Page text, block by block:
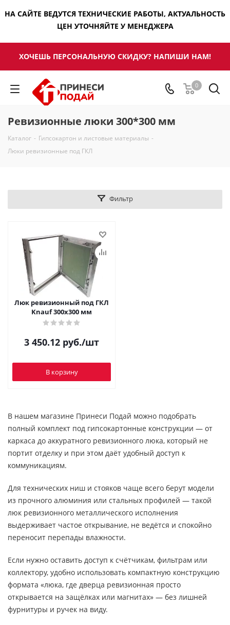
НА САЙТЕ ВЕДУТСЯ ТЕХНИЧЕСКИЕ РАБОТЫ, АКТУАЛЬНОСТЬ
ЦЕН УТОЧНЯЙТЕ У МЕНЕДЖЕРА
ХОЧЕШЬ ПЕРСОНАЛЬНУЮ СКИДКУ? НАПИШИ НАМ!
0
Ревизионные люки 300*300 мм
Каталог - Гипсокартон и листовые материалы -
Люки ревизионные под ГКЛ
Фильтр
Люк ревизионный под ГКЛ
Knauf 300х300 мм
3 450.12 руб./шт
В корзину
В нашем магазине Принеси Подай можно подобрать
полный комплект под гипсокартонные конструкции — от
каркаса до аккуратного ревизионного люка, который не
портит отделку и при этом даёт удобный доступ к
коммуникациям.
Для технических ниш и стояков чаще всего берут модели
из прочного алюминия или стальных профилей — такой
люк ревизионного металлического исполнения
выдерживает частое открывание, не ведётся и спокойно
переносит перепады влажности.
Если нужно оставить доступ к счётчикам, фильтрам или
коллектору, удобно использовать компактную конструкцию
формата «люка, где дверца ревизионная просто
открывается на защёлках или магнитах» — без лишней
фурнитуры и ручек на виду.